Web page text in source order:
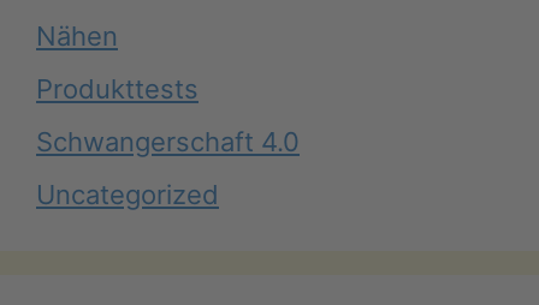
Nähen
Produkttests
Schwangerschaft 4.0
Uncategorized